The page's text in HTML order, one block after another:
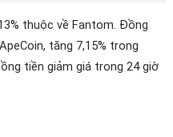
thuộc về Fantom. Đồng
tăng 7,15% trong
tiền giảm giá trong 24 giờ